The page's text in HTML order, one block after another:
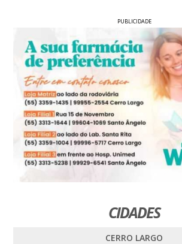
PUBLICIDADE
CIDADES
CERRO LARGO